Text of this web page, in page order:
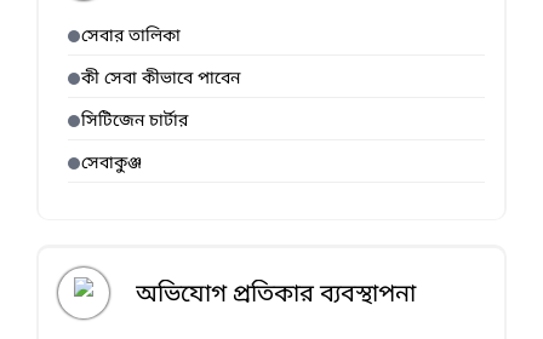
সেবার তালিকা
কী সেবা কীভাবে পাবেন
সিটিজেন চার্টার
সেবাকুঞ্জ
অভিযোগ প্রতিকার ব্যবস্থাপনা